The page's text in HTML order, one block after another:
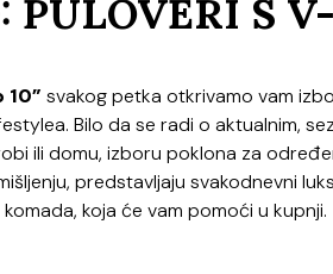
PULOVERI S
10” svakog petka otkrivamo vam
Bilo da se radi o aktualnim,
ili domu, izboru poklona za
predstavljaju svakodnevni
koja će vam pomoći u kupnji.